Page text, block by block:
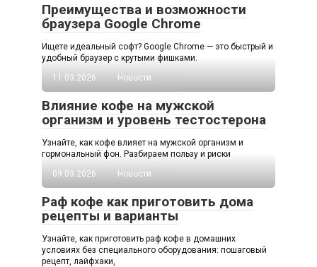
Преимущества и возможности
браузера Google Chrome
Ищете идеальный софт? Google Chrome — это быстрый и
удобный браузер с крутыми фишками.
11.03.2026
Новости
Влияние кофе на мужской
организм и уровень тестостерона
Узнайте, как кофе влияет на мужской организм и
гормональный фон. Разбираем пользу и риски
09.03.2026
Новости
Раф кофе как приготовить дома
рецепты и варианты
Узнайте, как приготовить раф кофе в домашних
условиях без специального оборудования: пошаговый
рецепт, лайфхаки,